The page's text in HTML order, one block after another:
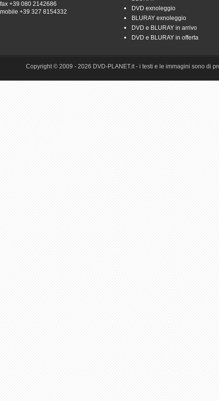
fax +39 080 2142686
mobile +39 327 8154332
DVD exnoleggio
BLURAY exnoleggio
DVD e BLURAY in arrivo
DVD e BLURAY in offerta
Copyright © 2009 - 2026 DVD-PLANET.it - i testi e le immagini sono di